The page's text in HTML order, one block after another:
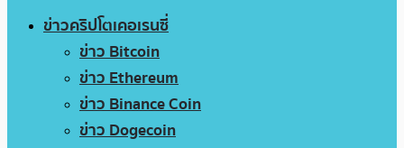
ข่าวคริปโตเคอเรนซี่
ข่าว Bitcoin
ข่าว Ethereum
ข่าว Binance Coin
ข่าว Dogecoin